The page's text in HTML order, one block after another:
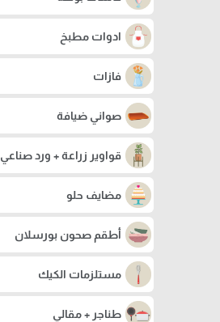
ادوات مطبخ
فازات
صواني ضيافة
قواوير زراعة + ورد صناعي
مضايف حلو
أطقم صحون بورسلان
مستلزمات الكيك
طناجر + مقالي